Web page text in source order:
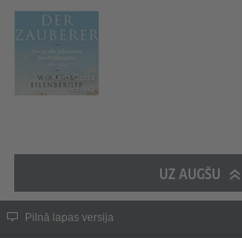
© Klett-Cotta
Verlag
UZ AUGŠU
Pilnā lapas versija